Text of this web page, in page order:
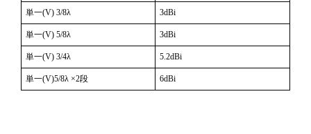
単一(V) 3/8λ 3dBi
単一(V) 5/8λ 3dBi
単一(V) 3/4λ 5.2dBi
単一(V)5/8λ ×2段 6dBi